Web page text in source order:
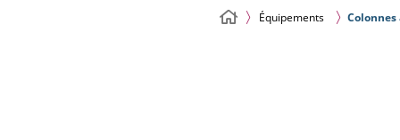
Équipements Colonnes